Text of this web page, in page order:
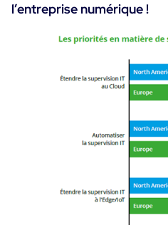
l’entreprise numérique !